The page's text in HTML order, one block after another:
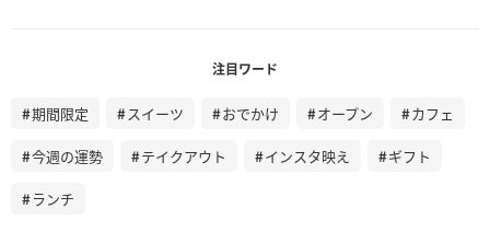
注目ワード
期間限定 スイーツ おでかけ オープン カフェ
今週の運勢 テイクアウト インスタ映え ギフト
ランチ